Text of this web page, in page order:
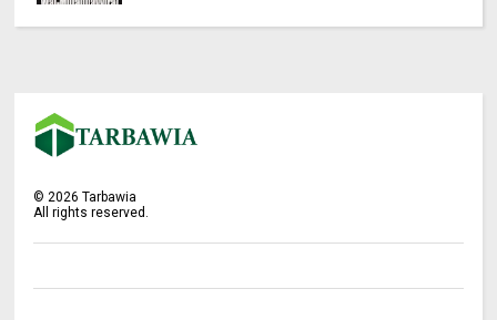
© 2026 Tarbawia
All rights reserved.